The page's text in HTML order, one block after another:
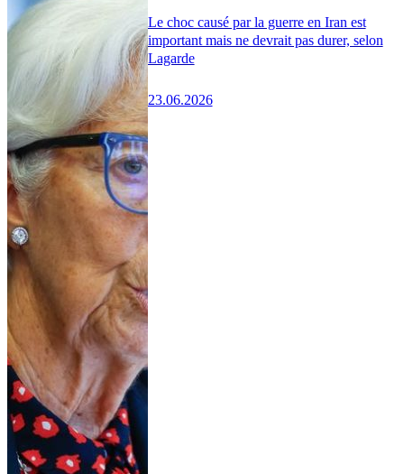
Le choc causé par la guerre en Iran est
important mais ne devrait pas durer, selon
Lagarde
23.06.2026